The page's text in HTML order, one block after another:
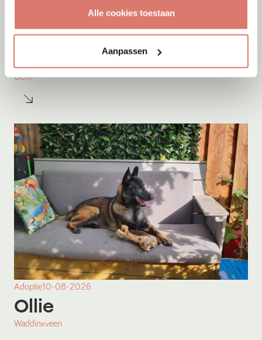
Alle cookies toestaan
Aanpassen
Gent
Adoptie10-08-2026
Ollie
Waddinxveen